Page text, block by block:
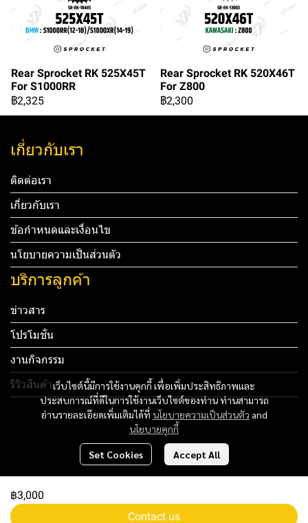
Rear Sprocket RK 525X45T
For S1000RR
฿2,325
Rear Sprocket RK 520X46T
For Z800
฿2,300
฿3,000
Contact us
เว็บไซต์นี้มีการใช้งานคุกกี้ เพื่อเพิ่มประสิทธิภาพและ
ประสบการณ์ที่ดีในการใช้งานเว็บไซต์ของท่าน ท่านสามารถ
อ่านรายละเอียดเพิ่มเติมได้ที่ นโยบายความเป็นส่วนตัว and
นโยบายคุกกี้
Set Cookies Accept All
เกี่ยวกับเรา
ติดต่อเรา
เกี่ยวกับเรา
ข้อกำหนดและเงื่อนไข
นโยบายความเป็นส่วนตัว
บริการลูกค้า
ข่าวสาร
โปรโมชั่น
งานกิจกรรม
รีวิวสินค้า
Tel: 012 345 67890 Email: mail@yourdomain.com
Copyright 2024 | All Rights Reserved | Powered by MWE